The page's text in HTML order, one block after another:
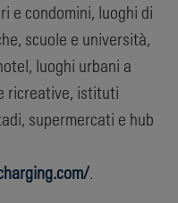
e condomini, luoghi di
scuole e università,
luoghi urbani a
ricreative, istituti
supermercati e hub
.